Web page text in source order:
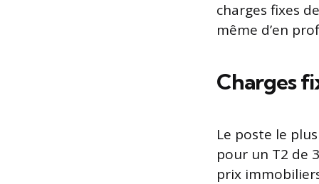
charges fixes
même d’en
Charges
Le poste le
pour un T2 de
prix